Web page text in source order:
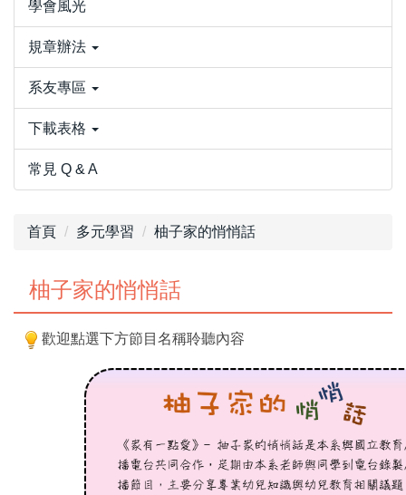
學會風光
規章辦法
系友專區
下載表格
常見 Q & A
首頁 多元學習 柚子家的悄悄話
柚子家的悄悄話
歡迎點選下方節目名稱聆聽內容